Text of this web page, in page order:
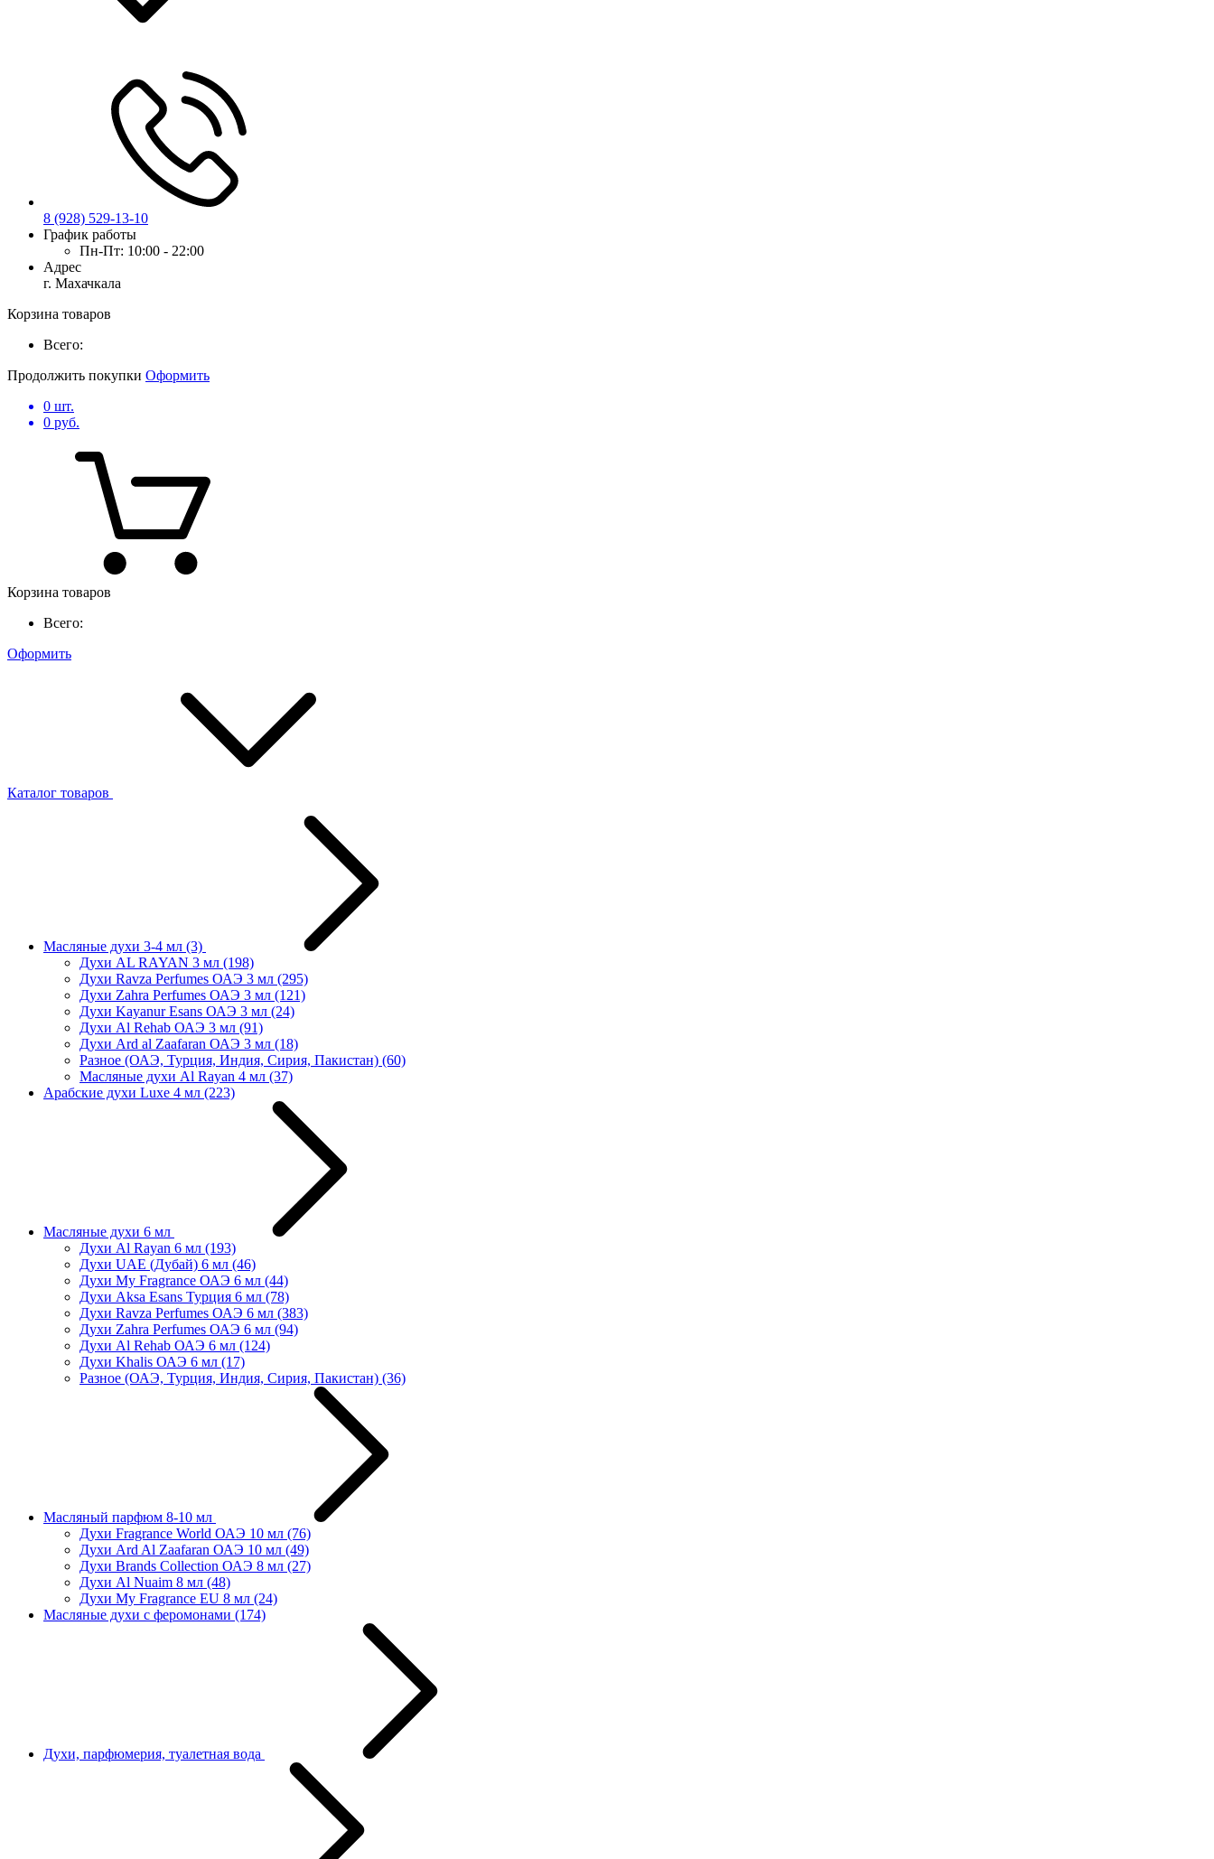
8 (928) 529-13-10
График работы
Пн-Пт: 10:00 - 22:00
Адрес
г. Махачкала
Корзина товаров
Всего:
Продолжить покупки Оформить
0 шт.
0 руб.
Корзина товаров
Всего:
Оформить
Каталог товаров
Масляные духи 3-4 мл (3)
Духи AL RAYAN 3 мл (198)
Духи Ravza Perfumes ОАЭ 3 мл (295)
Духи Zahra Perfumes ОАЭ 3 мл (121)
Духи Kayanur Esans ОАЭ 3 мл (24)
Духи Al Rehab ОАЭ 3 мл (91)
Духи Ard al Zaafaran ОАЭ 3 мл (18)
Разное (ОАЭ, Турция, Индия, Сирия, Пакистан) (60)
Масляные духи Al Rayan 4 мл (37)
Арабские духи Luxe 4 мл (223)
Масляные духи 6 мл
Духи Al Rayan 6 мл (193)
Духи UAE (Дубай) 6 мл (46)
Духи My Fragrance ОАЭ 6 мл (44)
Духи Aksa Esans Турция 6 мл (78)
Духи Ravza Perfumes ОАЭ 6 мл (383)
Духи Zahra Perfumes ОАЭ 6 мл (94)
Духи Al Rehab ОАЭ 6 мл (124)
Духи Khalis ОАЭ 6 мл (17)
Разное (ОАЭ, Турция, Индия, Сирия, Пакистан) (36)
Масляный парфюм 8-10 мл
Духи Fragrance World ОАЭ 10 мл (76)
Духи Ard Al Zaafaran ОАЭ 10 мл (49)
Духи Brands Collection ОАЭ 8 мл (27)
Духи Al Nuaim 8 мл (48)
Духи My Fragrance EU 8 мл (24)
Масляные духи с феромонами (174)
Духи, парфюмерия, туалетная вода